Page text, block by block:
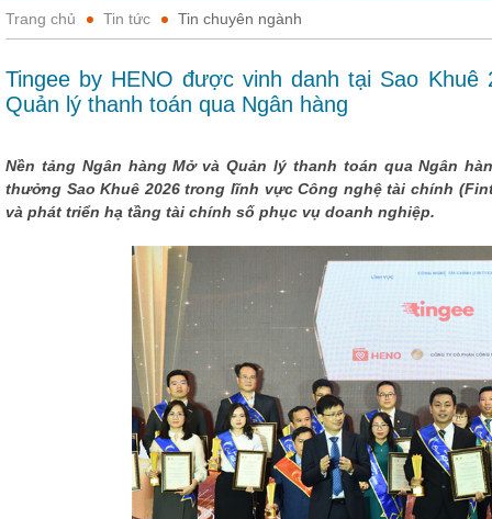
Trang chủ Tin tức Tin chuyên ngành
Tingee by HENO được vinh danh tại Sao
Quản lý thanh toán qua Ngân hàng
Nền tảng Ngân hàng Mở và Quản lý thanh toán qua Ngân
thưởng Sao Khuê 2026 trong lĩnh vực Công nghệ tài chính
và phát triển hạ tầng tài chính số phục vụ doanh nghiệp.